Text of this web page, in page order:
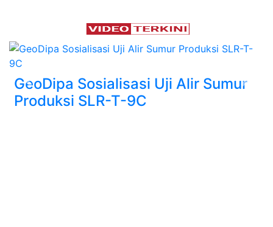
GeoDipa Sosialisasi Uji Alir Sumur
Produksi SLR-T-9C
Previous Next